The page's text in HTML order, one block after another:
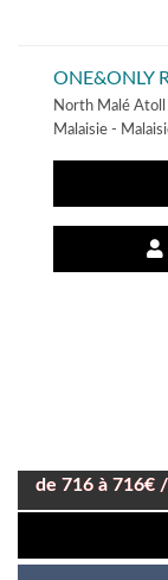
ONE&ONLY
North Malé Atoll
Malaisie -
de 716 à 716€